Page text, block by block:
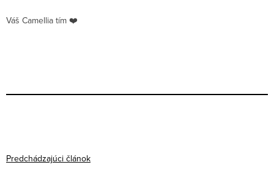
Váš Camellia tím ❤️
Predchádzajúci článok